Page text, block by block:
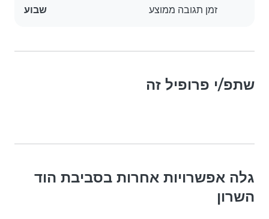
זמן תגובה ממוצע שבוע
שתפ/י פרופיל זה
גלה אפשרויות אחרות בסביבת הוד
השרון